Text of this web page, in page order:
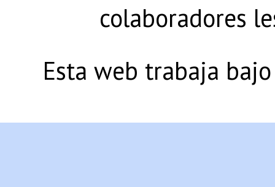
colaboradores
Esta web trabaja